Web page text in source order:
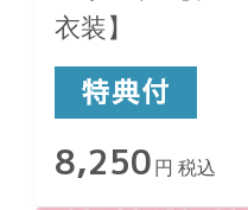
衣装】
8,250 円 税込